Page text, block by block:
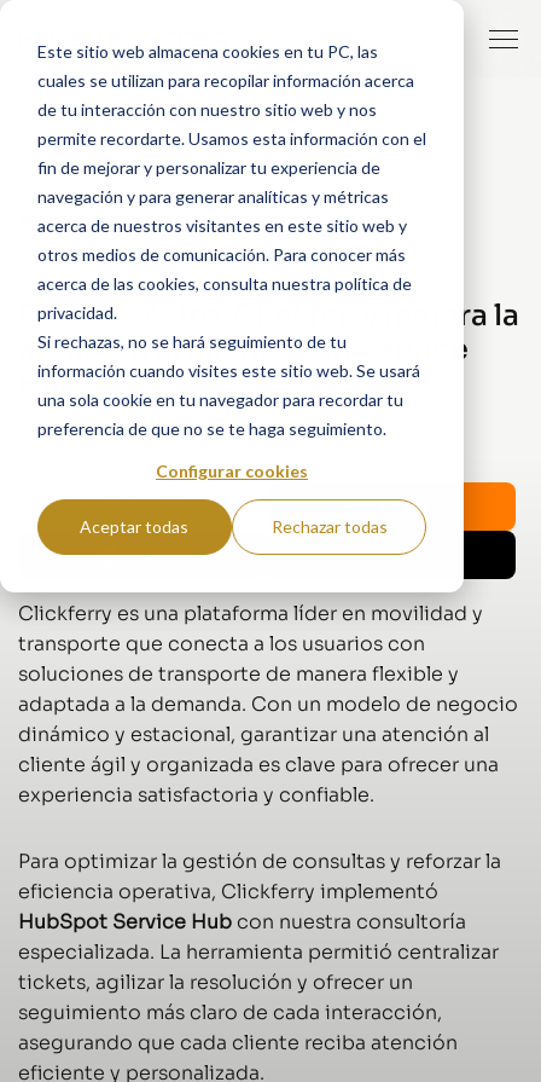
Este sitio web almacena cookies en tu PC, las
cuales se utilizan para recopilar información acerca
de tu interacción con nuestro sitio web y nos
permite recordarte. Usamos esta información con el
fin de mejorar y personalizar tu experiencia de
navegación y para generar analíticas y métricas
acerca de nuestros visitantes en este sitio web y
otros medios de comunicación. Para conocer más
acerca de las cookies, consulta nuestra política de
privacidad.
Si rechazas, no se hará seguimiento de tu
información cuando visites este sitio web. Se usará
una sola cookie en tu navegador para recordar tu
preferencia de que no se te haga seguimiento.
Configurar cookies
Aceptar todas Rechazar todas
18 NOVIEMBRE, 2025 PORLUZ CASTILLEJO FLOR
CRM ATENCIÓN AL CLIENTE SERVICE HUB
Caso de éxito: Clickferry mejora la
atención al cliente con Service
Hub
Claude
Perplexity Grok
Clickferry es una plataforma líder en movilidad y
transporte que conecta a los usuarios con
soluciones de transporte de manera flexible y
adaptada a la demanda. Con un modelo de negocio
dinámico y estacional, garantizar una atención al
cliente ágil y organizada es clave para ofrecer una
experiencia satisfactoria y confiable.
Para optimizar la gestión de consultas y reforzar la
eficiencia operativa, Clickferry implementó
HubSpot Service Hub con nuestra consultoría
especializada. La herramienta permitió centralizar
tickets, agilizar la resolución y ofrecer un
seguimiento más claro de cada interacción,
asegurando que cada cliente reciba atención
eficiente y personalizada.